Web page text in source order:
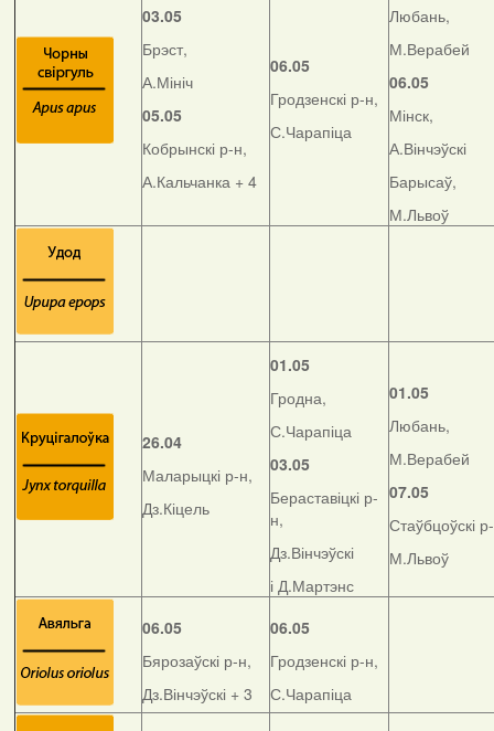
03.05
Брэст,
А.Мініч
05.05
Кобрынскі р-н,
А.Кальчанка + 4
06.05
Гродзенскі р-н,
С.Чарапіца
Любань,
М.Верабей
06.05
Мінск,
А.Вінчэўскі
Барысаў,
М.Львоў
26.04
Маларыцкі р-н,
Дз.Кіцель
01.05
Гродна,
С.Чарапіца
03.05
Бераставіцкі р-
н,
Дз.Вінчэўскі
і Д.Мартэнс
01.05
Любань,
М.Верабей
07.05
Стаўбцоўскі
М.Львоў
06.05
Бярозаўскі р-н,
Дз.Вінчэўскі + 3
06.05
Гродзенскі р-н,
С.Чарапіца